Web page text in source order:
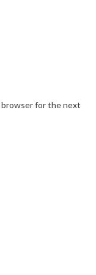
browser for the next